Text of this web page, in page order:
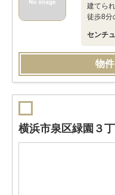
建てら
徒歩8
センチ
物
横浜市泉区緑園３